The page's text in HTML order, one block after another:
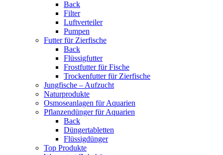
Back
Filter
Luftverteiler
Pumpen
Futter für Zierfische
Back
Flüssigfutter
Frostfutter für Fische
Trockenfutter für Zierfische
Jungfische – Aufzucht
Naturprodukte
Osmoseanlagen für Aquarien
Pflanzendünger für Aquarien
Back
Düngertabletten
Flüssigdünger
Top Produkte